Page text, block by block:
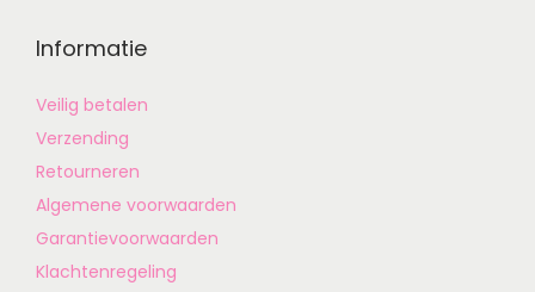
Informatie
Veilig betalen
Verzending
Retourneren
Algemene voorwaarden
Garantievoorwaarden
Klachtenregeling